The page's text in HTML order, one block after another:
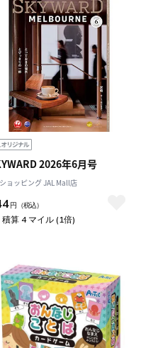
2026年6月号
ョッピング JAL Mall店
円 （税込）
積算 4 マイル (1倍)